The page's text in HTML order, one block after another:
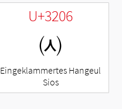
U+3206
㈆
Eingeklammertes Hangeul
Sios